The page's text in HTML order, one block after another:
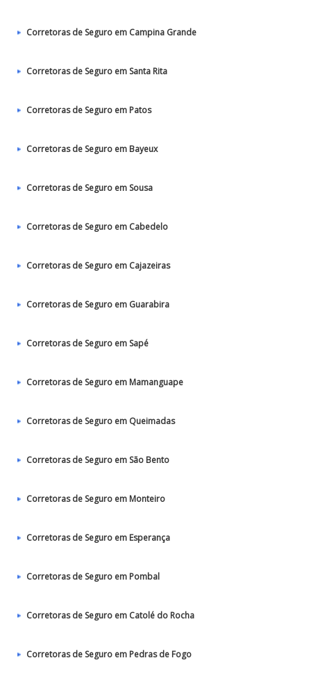
Corretoras de Seguro em Campina Grande
Corretoras de Seguro em Santa Rita
Corretoras de Seguro em Patos‎
Corretoras de Seguro em Bayeux
Corretoras de Seguro em Sousa
Corretoras de Seguro em Cabedelo
Corretoras de Seguro em Cajazeiras
Corretoras de Seguro em Guarabira
Corretoras de Seguro em Sapé
Corretoras de Seguro em Mamanguape
Corretoras de Seguro em Queimadas
Corretoras de Seguro em São Bento
Corretoras de Seguro em Monteiro
Corretoras de Seguro em Esperança
Corretoras de Seguro em Pombal
Corretoras de Seguro em Catolé do Rocha
Corretoras de Seguro em Pedras de Fogo